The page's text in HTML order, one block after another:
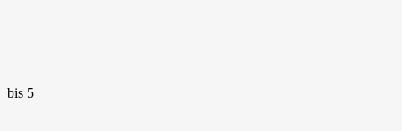
bis 5